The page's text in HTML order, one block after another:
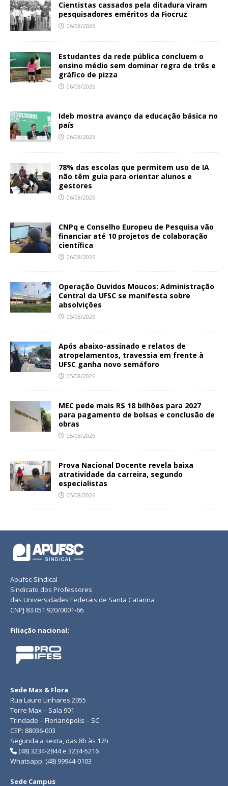
Cientistas cassados pela ditadura viram
pesquisadores eméritos da Fiocruz
06/08/2026
Estudantes da rede pública concluem o
ensino médio sem dominar regra de três e
gráfico de pizza
06/08/2026
Ideb mostra avanço da educação básica no
país
06/08/2026
78% das escolas que permitem uso de IA
não têm guia para orientar alunos e
gestores
06/08/2026
CNPq e Conselho Europeu de Pesquisa vão
financiar até 10 projetos de colaboração
científica
06/08/2026
Operação Ouvidos Moucos: Administração
Central da UFSC se manifesta sobre
absolvições
05/08/2026
Após abaixo-assinado e relatos de
atropelamentos, travessia em frente à
UFSC ganha novo semáforo
05/08/2026
MEC pede mais R$ 18 bilhões para 2027
para pagamento de bolsas e conclusão de
obras
05/08/2026
Prova Nacional Docente revela baixa
atratividade da carreira, segundo
especialistas
05/08/2026
Apufsc-Sindical
Sindicato dos Professores
das Universidades Federais de Santa Catarina
CNPJ 83.051.920/0001-66
Filiação nacional:
Sede Max & Flora
Rua Lauro Linhares 2055
Torre Max – Sala 901
Trindade – Florianópolis – SC
CEP: 88036-003
Segunda a sexta, das 8h às 17h
(48) 3234-2844 e 3234-5216
Whatsapp: (48) 99944-0103
Sede Campus